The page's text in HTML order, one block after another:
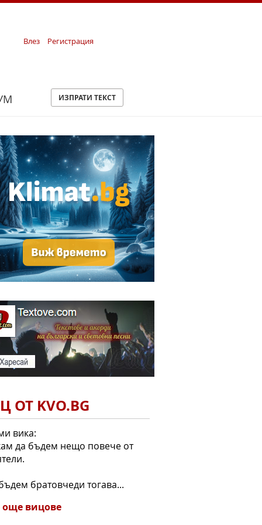
Влез Регистрация
ИЗПРАТИ ТЕКСТ
ОТ KVO.BG
вика:
да бъдем нещо повече от
братовчеди тогава...
вицове